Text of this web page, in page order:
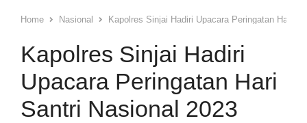
Home Nasional Kapolres Sinjai Hadiri Upacara Peringatan Hari
Kapolres Sinjai Hadiri
Upacara Peringatan Hari
Santri Nasional 2023